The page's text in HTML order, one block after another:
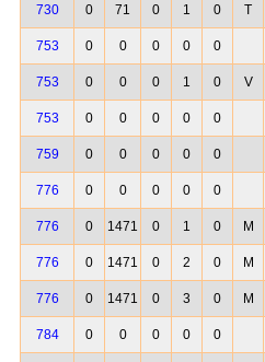
730 0 71 0 1 0 T
753 0 0 0 0 0
753 0 0 0 1 0 V
753 0 0 0 0 0
759 0 0 0 0 0
776 0 0 0 0 0
776 0 1471 0 1 0 M
776 0 1471 0 2 0 M
776 0 1471 0 3 0 M
784 0 0 0 0 0